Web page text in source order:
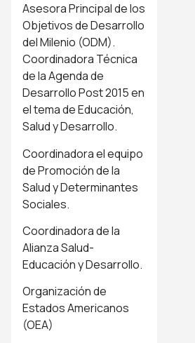
Asesora Principal de los
Objetivos de Desarrollo
del Milenio (ODM).
Coordinadora Técnica
de la Agenda de
Desarrollo Post 2015 en
el tema de Educación,
Salud y Desarrollo.
Coordinadora el equipo
de Promoción de la
Salud y Determinantes
Sociales.
Coordinadora de la
Alianza Salud-
Educación y Desarrollo.
Organización de
Estados Americanos
(OEA)